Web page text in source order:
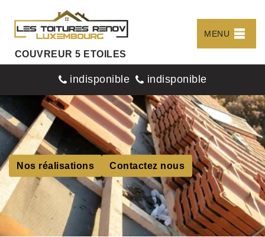
COUVREUR 5 ETOILES
MENU
indisponible indisponible
Nos réalisations Contactez nous